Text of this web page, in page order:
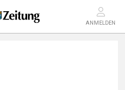
ANMELDEN